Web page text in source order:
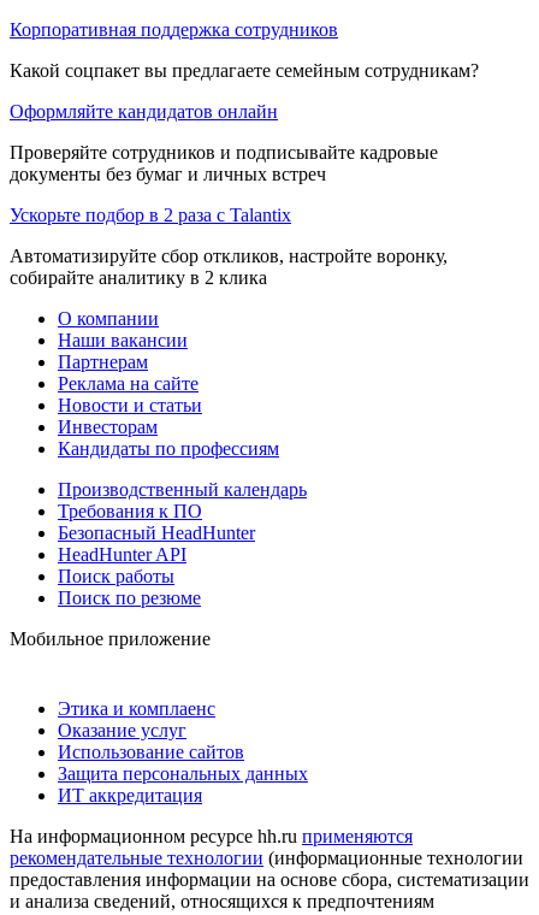
Корпоративная поддержка сотрудников
Какой соцпакет вы предлагаете семейным сотрудникам?
Оформляйте кандидатов онлайн
Проверяйте сотрудников и подписывайте кадровые
документы без бумаг и личных встреч
Ускорьте подбор в 2 раза с Talantix
Автоматизируйте сбор откликов, настройте воронку,
собирайте аналитику в 2 клика
О компании
Наши вакансии
Партнерам
Реклама на сайте
Новости и статьи
Инвесторам
Кандидаты по профессиям
Производственный календарь
Требования к ПО
Безопасный HeadHunter
HeadHunter API
Поиск работы
Поиск по резюме
Мобильное приложение
Этика и комплаенс
Оказание услуг
Использование сайтов
Защита персональных данных
ИТ аккредитация
На информационном ресурсе hh.ru применяются
рекомендательные технологии (информационные технологии
предоставления информации на основе сбора, систематизации
и анализа сведений, относящихся к предпочтениям